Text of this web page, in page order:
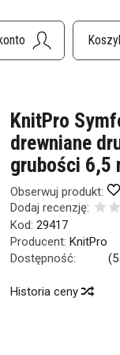
KnitPro
drewniane
grubości 6,5
Obserwuj produkt:
Dodaj recenzję:
Kod: 29417
Producent: KnitPro
Dostępność:
(5
Historia ceny